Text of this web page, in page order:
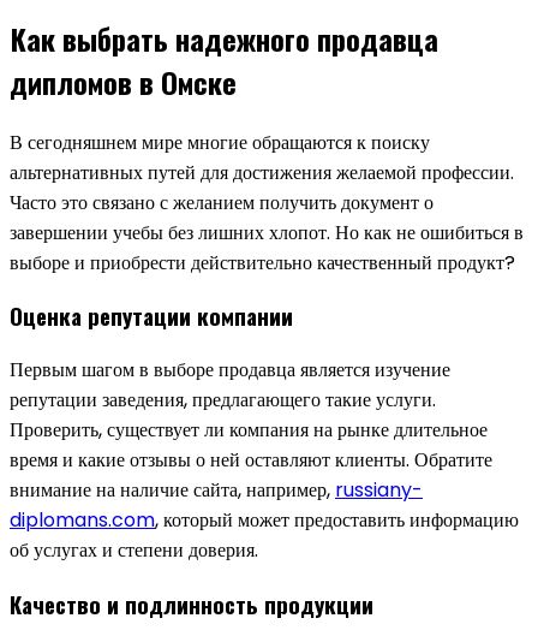
Как выбрать надежного продавца
дипломов в Омске
В сегодняшнем мире многие обращаются к поиску
альтернативных путей для достижения желаемой профессии.
Часто это связано с желанием получить документ о
завершении учебы без лишних хлопот. Но как не ошибиться в
выборе и приобрести действительно качественный продукт?
Оценка репутации компании
Первым шагом в выборе продавца является изучение
репутации заведения, предлагающего такие услуги.
Проверить, существует ли компания на рынке длительное
время и какие отзывы о ней оставляют клиенты. Обратите
внимание на наличие сайта, например, russiany-
diplomans.com, который может предоставить информацию
об услугах и степени доверия.
Качество и подлинность продукции